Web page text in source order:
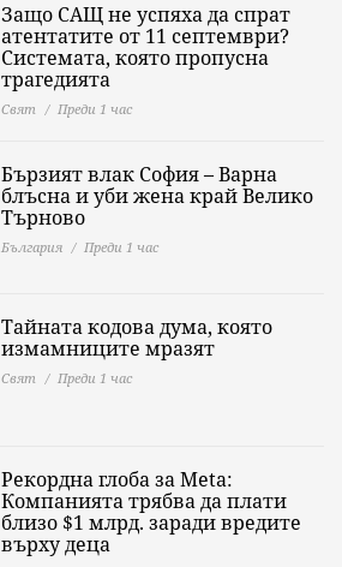
Защо САЩ не успяха да спрат
атентатите от 11 септември?
Системата, която пропусна
трагедията
Свят Преди 1 час
Бързият влак София – Варна
блъсна и уби жена край Велико
Търново
България Преди 1 час
Тайната кодова дума, която
измамниците мразят
Свят Преди 1 час
Рекордна глоба за Meta:
Компанията трябва да плати
близо $1 млрд. заради вредите
върху деца